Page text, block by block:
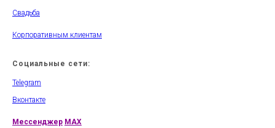
Свадьба
Корпоративным клиентам
Социальные сети:
Telegram
Вконтакте
Мессенджер MAX